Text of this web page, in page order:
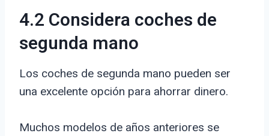
4.2 Considera coches de
segunda mano
Los coches de segunda mano pueden ser
una excelente opción para ahorrar dinero.
Muchos modelos de años anteriores se